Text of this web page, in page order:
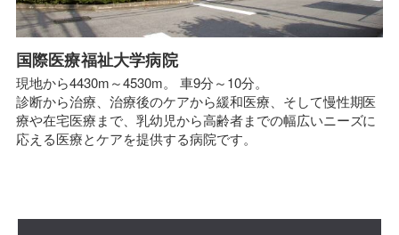
国際医療福祉大学病院
現地から4430m～4530m。 車9分～10分。
診断から治療、治療後のケアから緩和医療、そして慢性期医
療や在宅医療まで、乳幼児から高齢者までの幅広いニーズに
応える医療とケアを提供する病院です。